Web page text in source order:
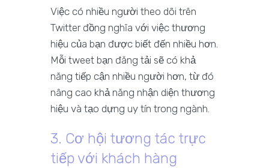
Việc có nhiều người theo dõi trên
Twitter đồng nghĩa với việc thương
hiệu của bạn được biết đến nhiều hơn.
Mỗi tweet bạn đăng tải sẽ có khả
năng tiếp cận nhiều người hơn, từ đó
nâng cao khả năng nhận diện thương
hiệu và tạo dựng uy tín trong ngành.
3. Cơ hội tương tác trực
tiếp với khách hàng